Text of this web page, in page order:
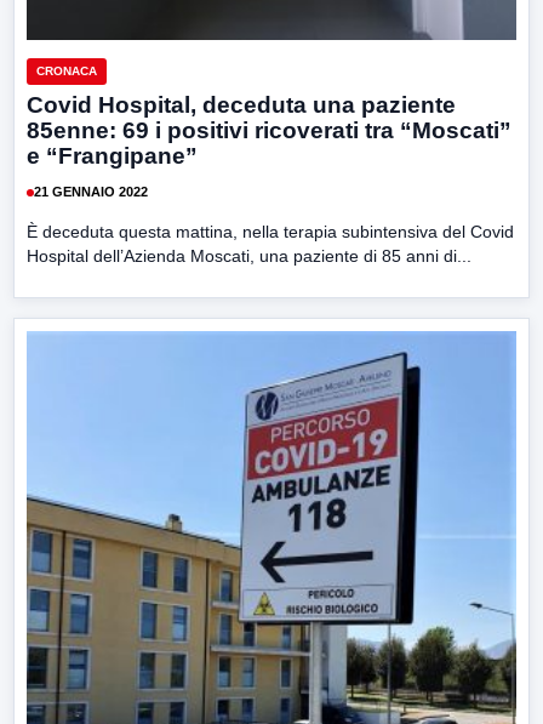
CRONACA
Covid Hospital, deceduta una paziente
85enne: 69 i positivi ricoverati tra “Moscati”
e “Frangipane”
21 GENNAIO 2022
È deceduta questa mattina, nella terapia subintensiva del Covid
Hospital dell’Azienda Moscati, una paziente di 85 anni di...